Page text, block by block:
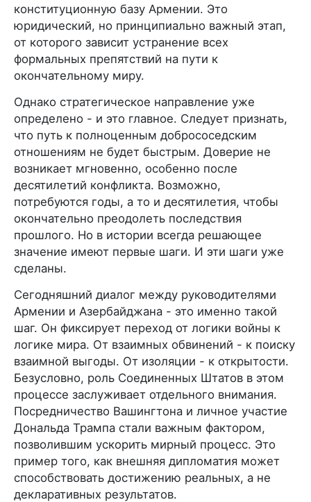
конституционную базу Армении. Это
юридический, но принципиально важный этап,
от которого зависит устранение всех
формальных препятствий на пути к
окончательному миру.
Однако стратегическое направление уже
определено - и это главное. Следует признать,
что путь к полноценным добрососедским
отношениям не будет быстрым. Доверие не
возникает мгновенно, особенно после
десятилетий конфликта. Возможно,
потребуются годы, а то и десятилетия, чтобы
окончательно преодолеть последствия
прошлого. Но в истории всегда решающее
значение имеют первые шаги. И эти шаги уже
сделаны.
Сегодняшний диалог между руководителями
Армении и Азербайджана - это именно такой
шаг. Он фиксирует переход от логики войны к
логике мира. От взаимных обвинений - к поиску
взаимной выгоды. От изоляции - к открытости.
Безусловно, роль Соединенных Штатов в этом
процессе заслуживает отдельного внимания.
Посредничество Вашингтона и личное участие
Дональда Трампа стали важным фактором,
позволившим ускорить мирный процесс. Это
пример того, как внешняя дипломатия может
способствовать достижению реальных, а не
декларативных результатов.